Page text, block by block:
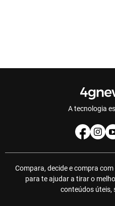
A tecnologia
Compara, decide e compra
para te ajudar a tirar o
conteúdos úteis,